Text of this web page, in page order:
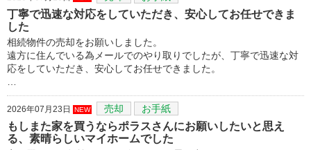
丁寧で迅速な対応をしていただき、安心してお任せできま
した
相続物件の売却をお願いしました。
遠方に住んでいる為メールでのやり取りでしたが、丁寧で迅速な対
応をしていただき、安心してお任せできました。
2026年07月23日 NEW 売却 お手紙
もしまた家を買うならポラスさんにお願いしたいと思え
る、素晴らしいマイホームでした